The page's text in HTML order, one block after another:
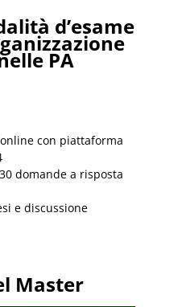
d’esame
PA
con piattaforma
domande a risposta
e discussione
Master